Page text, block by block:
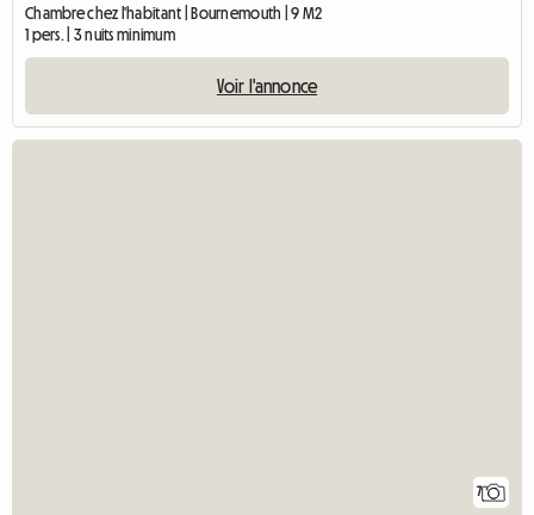
Chambre chez l'habitant | Bournemouth | 9 M2
1 pers. | 3 nuits minimum
Voir l'annonce
7